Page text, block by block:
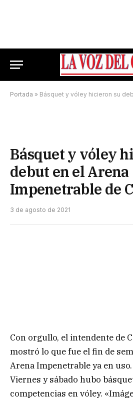
Portada » Básquet y vóley hicieron su debut en
Básquet y vóley
debut en el Arena
Impenetrable de
3 de agosto de 2021
Con orgullo, el intendente de
mostró lo que fue el fin de
Arena Impenetrable ya en uso.
Viernes y sábado hubo
competencias en vóley.